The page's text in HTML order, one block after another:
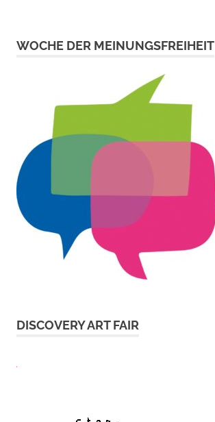
WOCHE DER MEINUNGSFREIHEIT
DISCOVERY ART FAIR